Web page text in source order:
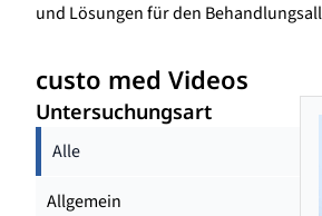
und Lösungen für den
custo med Videos
Untersuchungsart
Alle
Allgemein